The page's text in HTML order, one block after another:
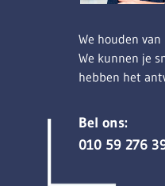
We houden
We kunnen je
hebben het
Bel ons:
010 59 276